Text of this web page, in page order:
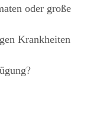
oder große
Krankheiten